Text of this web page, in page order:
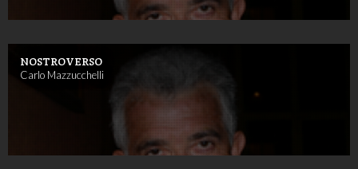
NOSTROVERSO
Carlo Mazzucchelli